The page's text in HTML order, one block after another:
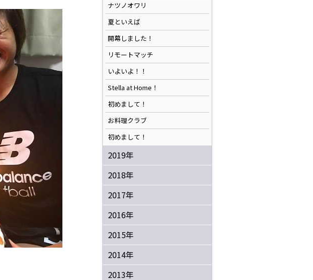
ナツノオワリ
夏といえば
開幕しました！
リモートマッチ
いよいよ！！
Stella at Home！
初めまして！
お料理クラブ
初めまして！
2019年
2018年
2017年
2016年
2015年
2014年
2013年